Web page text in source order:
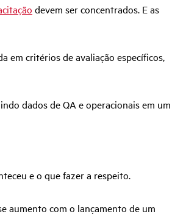
devem ser concentrados. E as
em critérios de avaliação específicos,
dados de QA e operacionais em um
e o que fazer a respeito.
aumento com o lançamento de um